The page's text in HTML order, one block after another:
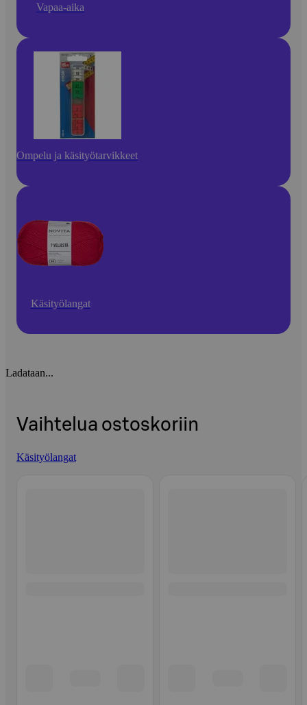
Vapaa-aika
Ompelu ja käsityötarvikkeet
Käsityölangat
Ladataan...
Vaihtelua ostoskoriin
Käsityölangat